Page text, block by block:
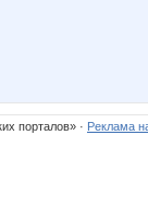
порталов» · Реклама